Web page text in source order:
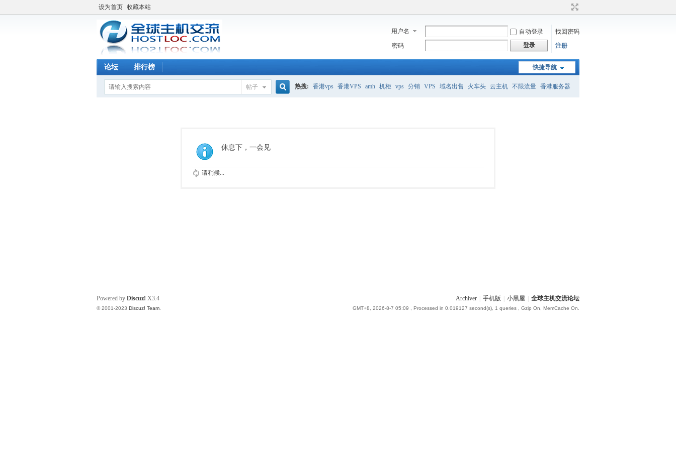
设为首页 收藏本站
用户名 自动登录
找回密码
密码
登录 注册
快捷导航
论坛 排行榜
帖子 热搜: 香港vps 香港VPS amh 机柜 vps 分销 VPS 域名出售 火车头 云主机 不限流量 香港服务器
休息下，一会见
请稍候...
Archiver 手机版 小黑屋 全球主机交流论坛
GMT+8, 2026-8-7 05:09 , Processed in 0.019127 second(s), 1 queries , Gzip On, MemCache On.
Powered by Discuz! X3.4
© 2001-2023 Discuz! Team